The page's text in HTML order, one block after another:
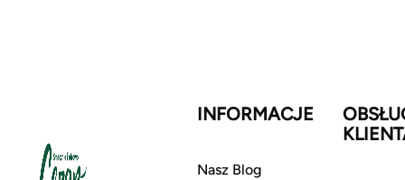
INFORMACJE
Nasz Blog